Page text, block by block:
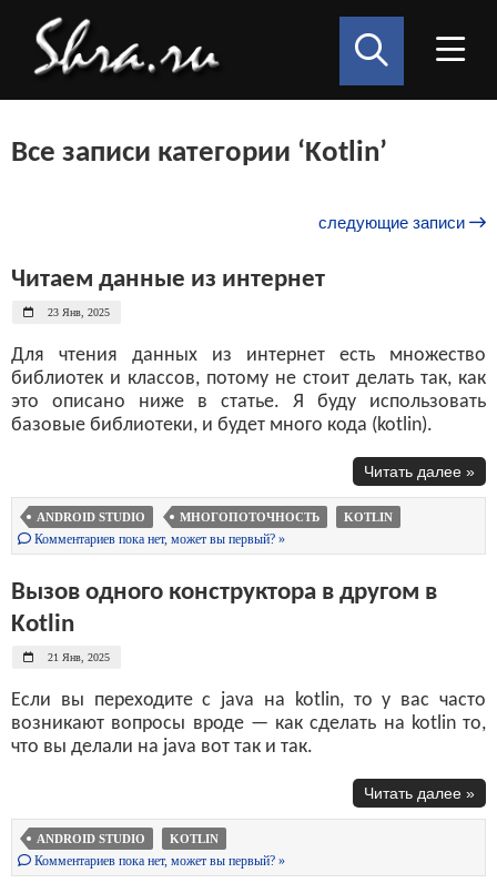
Все записи категории ‘Kotlin’
следующие записи
Читаем данные из интернет
23 Янв, 2025
Для чтения данных из интернет есть множество
библиотек и классов, потому не стоит делать так, как
это описано ниже в статье. Я буду использовать
базовые библиотеки, и будет много кода (kotlin).
Читать далее »
ANDROID STUDIO МНОГОПОТОЧНОСТЬ KOTLIN
Комментариев пока нет, может вы первый? »
Вызов одного конструктора в другом в
Kotlin
21 Янв, 2025
Если вы переходите с java на kotlin, то у вас часто
возникают вопросы вроде — как сделать на kotlin то,
что вы делали на java вот так и так.
Читать далее »
ANDROID STUDIO KOTLIN
Комментариев пока нет, может вы первый? »